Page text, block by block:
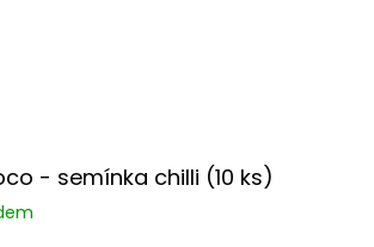
- semínka chilli (10 ks)